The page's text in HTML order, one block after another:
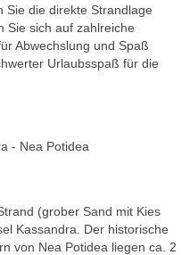
Sie die direkte Strandlage
Sie sich auf zahlreiche
Abwechslung und Spaß
Urlaubsspaß für die
- Nea Potidea
(grober Sand mit Kies
Kassandra. Der historische
von Nea Potidea liegen ca. 2